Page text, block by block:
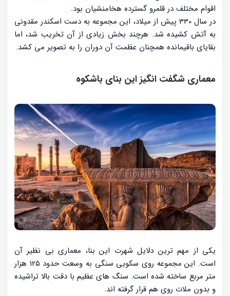
اقوام مختلف در قلمرو گسترده هخامنشیان بود.
در سال 330 پیش از میلاد، این مجموعه به دست اسکندر مقدونی
به آتش کشیده شد. هرچند بخش زیادی از آن تخریب شد، اما
بقایای باقیمانده همچنان عظمت آن دوران را به تصویر می کشد.
معماری شگفت انگیز این بنای باشکوه
یکی از مهم ترین دلایل شهرت این بنا، معماری بی نظیر آن
است. این مجموعه روی سکویی سنگی به وسعت حدود 125 هزار
متر مربع ساخته شده است. سنگ های عظیم با دقت بالا تراشیده
و بدون ملات روی هم قرار گرفته اند.